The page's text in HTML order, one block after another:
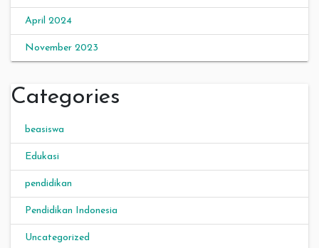
April 2024
November 2023
Categories
beasiswa
Edukasi
pendidikan
Pendidikan Indonesia
Uncategorized